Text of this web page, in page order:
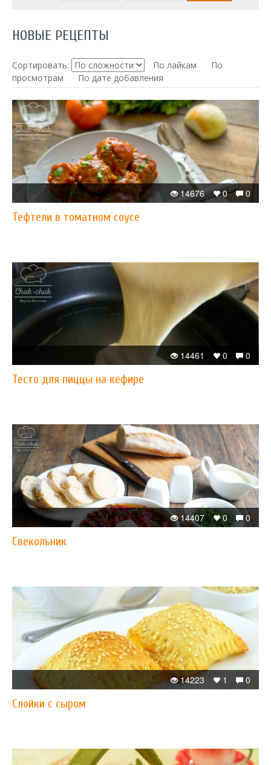
НОВЫЕ РЕЦЕПТЫ
Сортировать: По лайкам
По
просмотрам
По дате добавления
0
0
14676
Тефтели в томатном соусе
0
0
14461
Тесто для пиццы на кефире
0
0
14407
Свекольник
0
1
14223
Слойки с сыром